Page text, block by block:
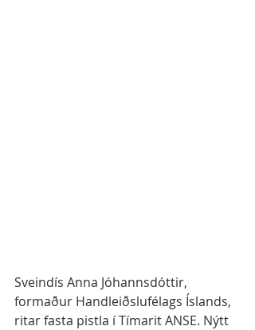
Sveindís Anna Jóhannsdóttir,
formaður Handleiðslufélags Íslands,
ritar fasta pistla í Tímarit ANSE. Nýtt